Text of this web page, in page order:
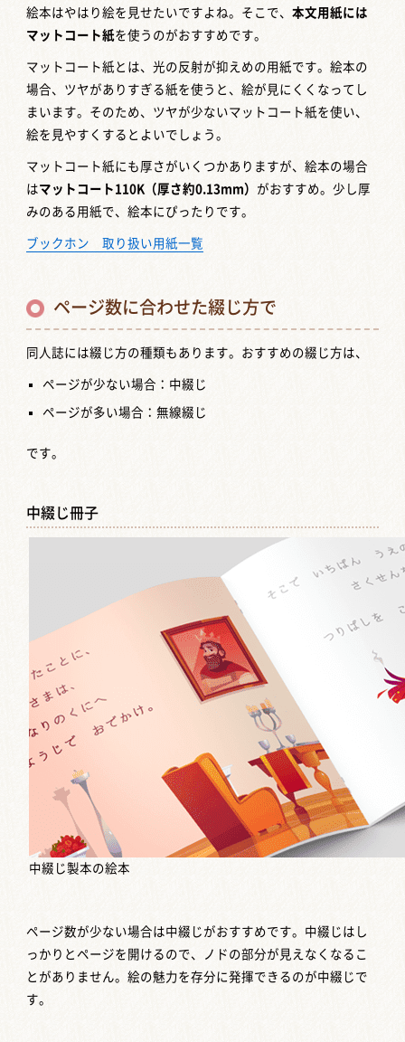
絵本はやはり絵を見せたいですよね。そこで、本文用紙には
マットコート紙を使うのがおすすめです。
マットコート紙とは、光の反射が抑えめの用紙です。絵本の
場合、ツヤがありすぎる紙を使うと、絵が見にくくなってし
まいます。そのため、ツヤが少ないマットコート紙を使い、
絵を見やすくするとよいでしょう。
マットコート紙にも厚さがいくつかありますが、絵本の場合
はマットコート110K（厚さ約0.13mm） がおすすめ。少し厚
みのある用紙で、絵本にぴったりです。
ブックホン 取り扱い用紙一覧
ページ数に合わせた綴じ方で
同人誌には綴じ方の種類もあります。おすすめの綴じ方は、
ページが少ない場合：中綴じ
ページが多い場合：無線綴じ
です。
中綴じ冊子
中綴じ製本の絵本
ページ数が少ない場合は中綴じがおすすめです。中綴じはし
っかりとページを開けるので、ノドの部分が見えなくなるこ
とがありません。絵の魅力を存分に発揮できるのが中綴じで
す。